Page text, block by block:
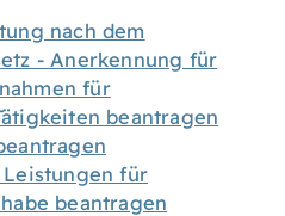
nach dem
- Anerkennung für
für
beantragen
für
beantragen